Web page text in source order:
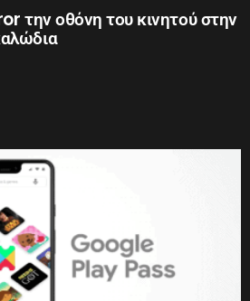
την οθόνη του κινητού στην